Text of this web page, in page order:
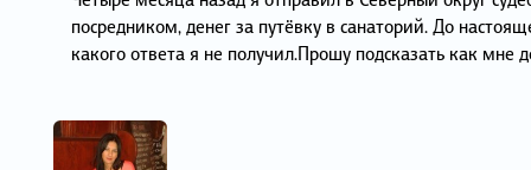
посредником, денег за путёвку в санаторий. До
какого ответа я не получил.Прошу подсказать как мне